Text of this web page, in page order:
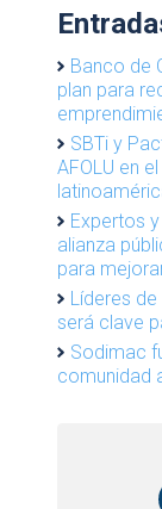
Banco de
plan para
SBTi y
AFOLU en
Expertos
alianza
para
Líderes
será clave
Sodimac
comunidad